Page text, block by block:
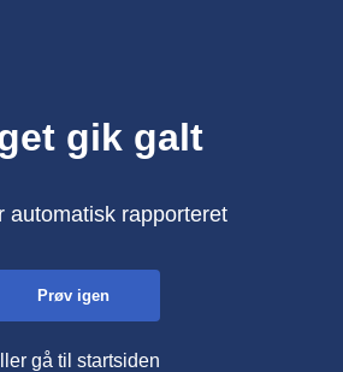
gik galt
automatisk rapporteret
Prøv igen
gå til startsiden